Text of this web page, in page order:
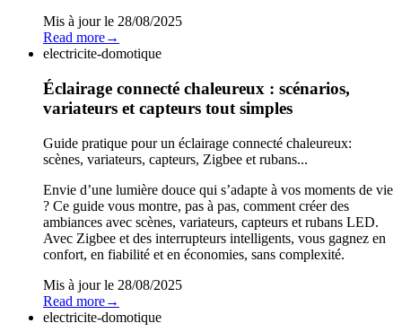
Mis à jour le 28/08/2025
Read more→
electricite-domotique
Éclairage connecté chaleureux : scénarios,
variateurs et capteurs tout simples
Guide pratique pour un éclairage connecté chaleureux:
scènes, variateurs, capteurs, Zigbee et rubans...
Envie d’une lumière douce qui s’adapte à vos moments de vie
? Ce guide vous montre, pas à pas, comment créer des
ambiances avec scènes, variateurs, capteurs et rubans LED.
Avec Zigbee et des interrupteurs intelligents, vous gagnez en
confort, en fiabilité et en économies, sans complexité.
Mis à jour le 28/08/2025
Read more→
electricite-domotique